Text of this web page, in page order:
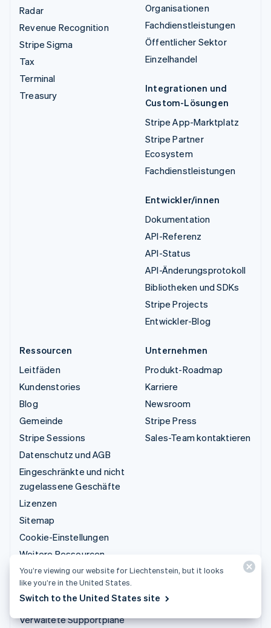
Radar
Revenue Recognition
Stripe Sigma
Tax
Terminal
Treasury
Organisationen
Fachdienstleistungen
Öffentlicher Sektor
Einzelhandel
Integrationen und
Custom-Lösungen
Stripe App-Marktplatz
Stripe Partner
Ecosystem
Fachdienstleistungen
Entwickler/innen
Dokumentation
API-Referenz
API-Status
API-Änderungsprotokoll
Bibliotheken und SDKs
Stripe Projects
Entwickler-Blog
Ressourcen
Leitfäden
Kundenstories
Blog
Gemeinde
Stripe Sessions
Datenschutz und AGB
Eingeschränkte und nicht
zugelassene Geschäfte
Lizenzen
Sitemap
Cookie-Einstellungen
Weitere Ressourcen
Unternehmen
Produkt-Roadmap
Karriere
Newsroom
Stripe Press
Sales-Team kontaktieren
Support
Support anfordern
Verwaltete Supportpläne
You’re viewing our website for Liechtenstein, but it looks
like you’re in the United States.
Switch to the United States site